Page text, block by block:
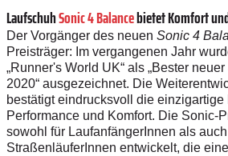
LaufschuhSonic 4 Balancebietet Komfort
Der Vorgänger des neuen Sonic 4
Preisträger: Im vergangenen Jahr
„Runner's World UK“ als „Bester
2020“ ausgezeichnet. Die
bestätigt eindrucksvoll die
Performance und Komfort. Die Sonic-
sowohl für LaufanfängerInnen als
StraßenläuferInnen entwickelt, die